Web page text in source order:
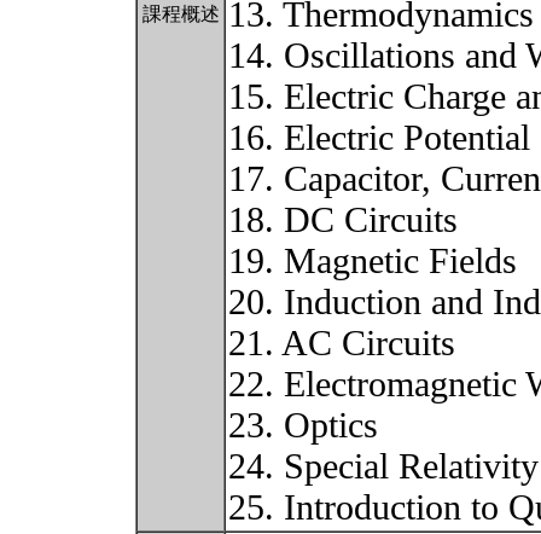
課程概述 13. Thermodynamics
14. Oscillations and
15. Electric Charge
16. Electric
17. Capacitor,
18. DC Circuits
19. Magnetic Fields
20. Induction and
21. AC Circuits
22. Electromagnetic
23. Optics
24. Special Relativity
25. Introduction to